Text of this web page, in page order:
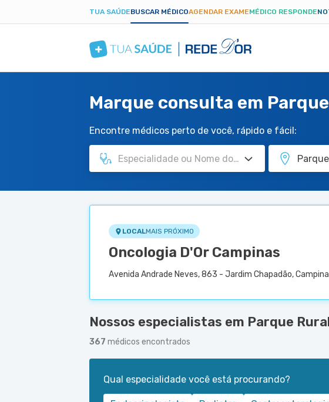
TUA SAÚDEBUSCAR MÉDICOAGENDAR EXAMEMÉDICO RESPONDE
Marque consulta em
Encontre médicos perto de você, rápido e fácil:
LOCALMAIS PRÓXIMO
Oncologia D'Or Campinas
Avenida Andrade Neves, 863 - Jardim Chapadão,
Nossos especialistas em Parque
367 médicos encontrados
Qual especialidade você está procurando?